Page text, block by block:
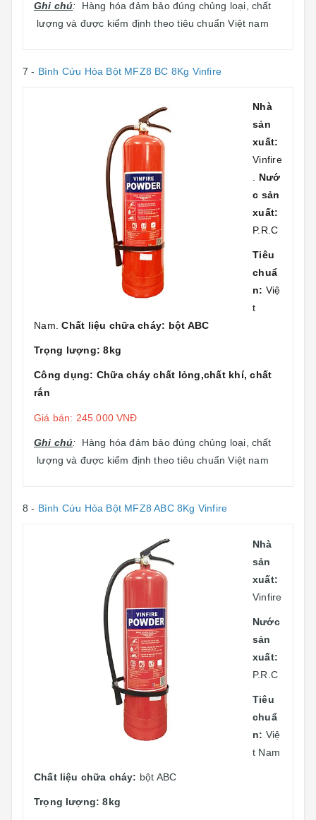
Ghi chú: Hàng hóa đảm bảo đúng chủng loại, chất
lượng và được kiểm định theo tiêu chuẩn Việt nam
7 - Bình Cứu Hỏa Bột MFZ8 BC 8Kg Vinfire
Nhà
sản
xuất:
Vinfire
Nướ
c sản
xuất:
P.R.C
Tiêu
chuẩ
n: Việ
t
Nam.Chất liệu chữa cháy: bột ABC
Trọng lượng: 8kg
Công dụng: Chữa cháy chất lỏng,chất khí, chất
rắn
Giá bán: 245.000 VNĐ
Ghi chú: Hàng hóa đảm bảo đúng chủng loại, chất
lượng và được kiểm định theo tiêu chuẩn Việt nam
8 - Bình Cứu Hỏa Bột MFZ8 ABC 8Kg Vinfire
Nhà
sản
xuất:
Vinfire
Nước
sản
xuất:
P.R.C
Tiêu
chuẩ
n: Việ
t Nam
Chất liệu chữa cháy: bột ABC
Trọng lượng: 8kg